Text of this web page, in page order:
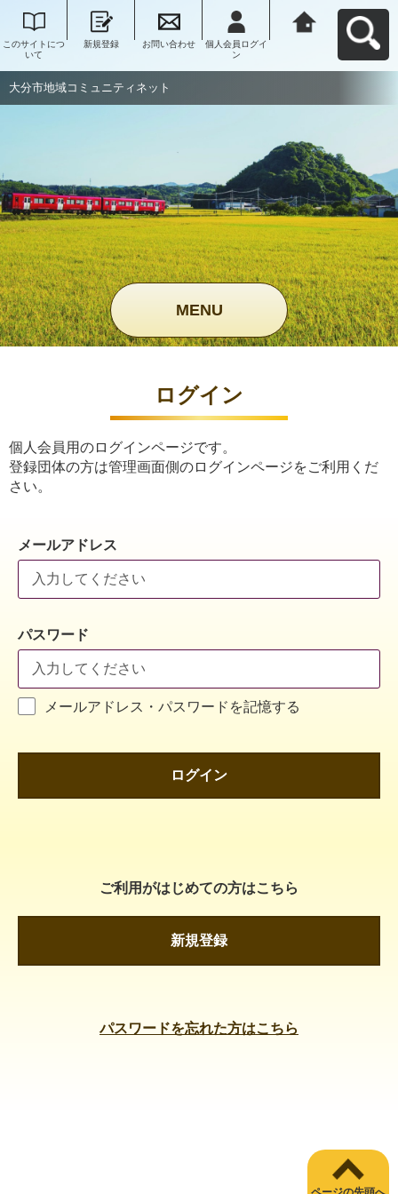
このサイトにつ
いて
新規登録 お問い合わせ
個人会員ログイ
ン
大分市地域コミュニティネット
MENU
ログイン
個人会員用のログインページです。
登録団体の方は管理画面側のログインページをご利用くだ
さい。
メールアドレス
パスワード
メールアドレス・パスワードを記憶する
ログイン
ご利用がはじめての方はこちら
新規登録
パスワードを忘れた方はこちら